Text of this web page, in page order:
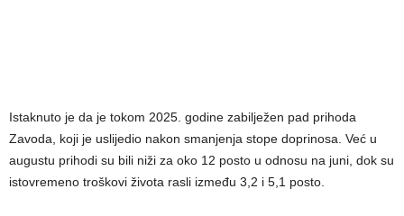
Istaknuto je da je tokom 2025. godine zabilježen pad prihoda
Zavoda, koji je uslijedio nakon smanjenja stope doprinosa. Već u
augustu prihodi su bili niži za oko 12 posto u odnosu na juni, dok su
istovremeno troškovi života rasli između 3,2 i 5,1 posto.